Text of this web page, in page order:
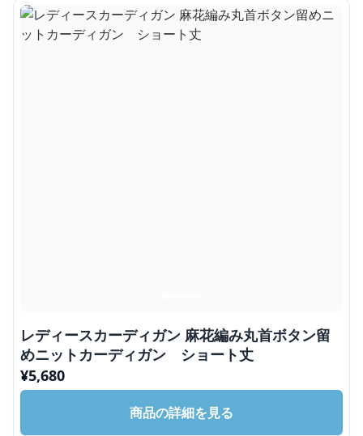
レディースカーディガン 麻花編み丸首ボタン留
めニットカーディガン ショート丈
¥5,680
商品の詳細を見る